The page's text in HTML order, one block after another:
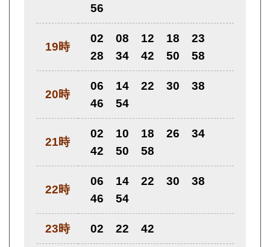
56
19時
02 08 12 18
23
28
34 42 50 58
20時
06 14 22 30
38
46
54
21時
02 10 18 26
34
42
50 58
22時
06 14 22 30
38
46
54
23時 02 22 42